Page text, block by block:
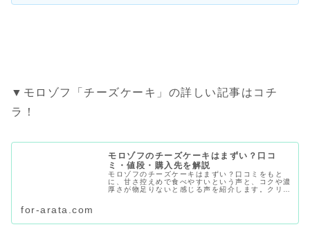
▼モロゾフ「チーズケーキ」の詳しい記事はコチ
ラ！
モロゾフのチーズケーキはまずい？口コ
ミ・値段・購入先を解説
モロゾフのチーズケーキはまずい？口コミをもと
に、甘さ控えめで食べやすいという声と、コクや濃
厚さが物足りないと感じる声を紹介します。クリー
for-arata.com